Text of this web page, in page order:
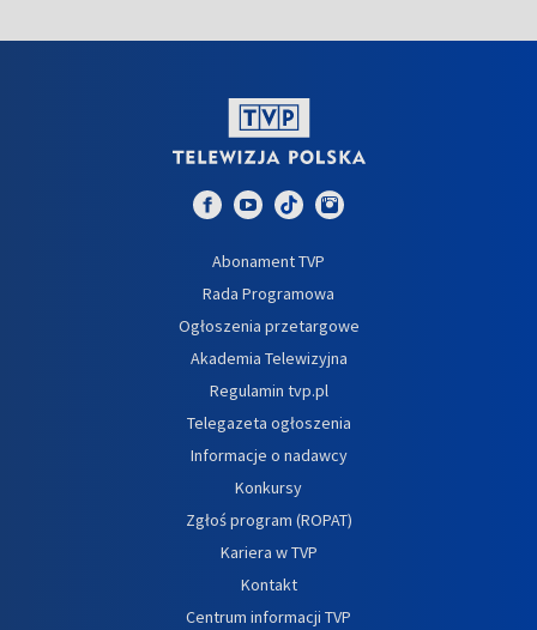
Abonament TVP
Rada Programowa
Ogłoszenia przetargowe
Akademia Telewizyjna
Regulamin tvp.pl
Telegazeta ogłoszenia
Informacje o nadawcy
Konkursy
Zgłoś program (ROPAT)
Kariera w TVP
Kontakt
Centrum informacji TVP